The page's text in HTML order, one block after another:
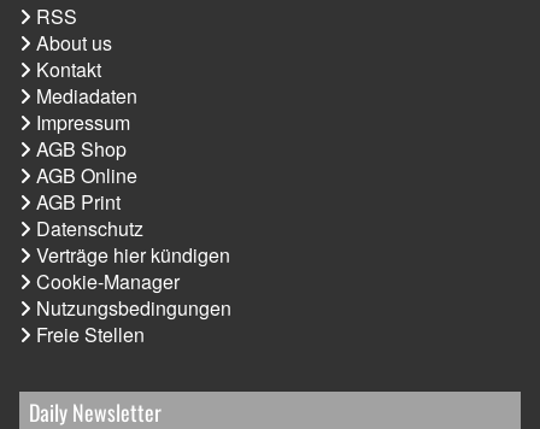
RSS
About us
Kontakt
Mediadaten
Impressum
AGB Shop
AGB Online
AGB Print
Datenschutz
Verträge hier kündigen
Cookie-Manager
Nutzungsbedingungen
Freie Stellen
Daily Newsletter